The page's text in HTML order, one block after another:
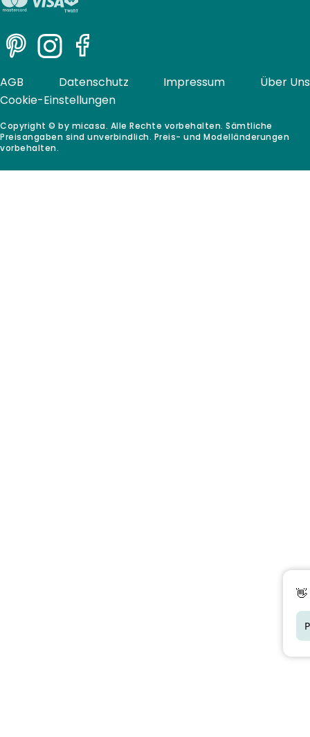
PinterestInstagramFacebook
Copyright © by micasa. Alle Rechte vorbehalten. Sämtliche
Preisangaben sind unverbindlich. Preis- und Modelländerungen
vorbehalten.
AGB Datenschutz Impressum
Über Uns
Cookie-Einstellungen